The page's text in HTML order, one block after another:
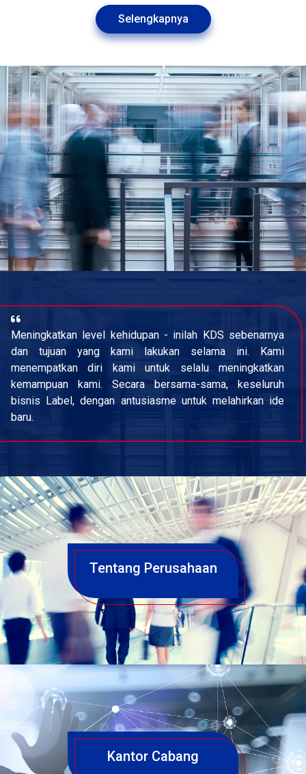
Selengkapnya
Meningkatkan level kehidupan - inilah KDS sebenarnya
dan tujuan yang kami lakukan selama ini. Kami
menempatkan diri kami untuk selalu meningkatkan
kemampuan kami. Secara bersama-sama, keseluruh
bisnis Label, dengan antusiasme untuk melahirkan ide
baru.
Tentang Perusahaan
Kantor Cabang